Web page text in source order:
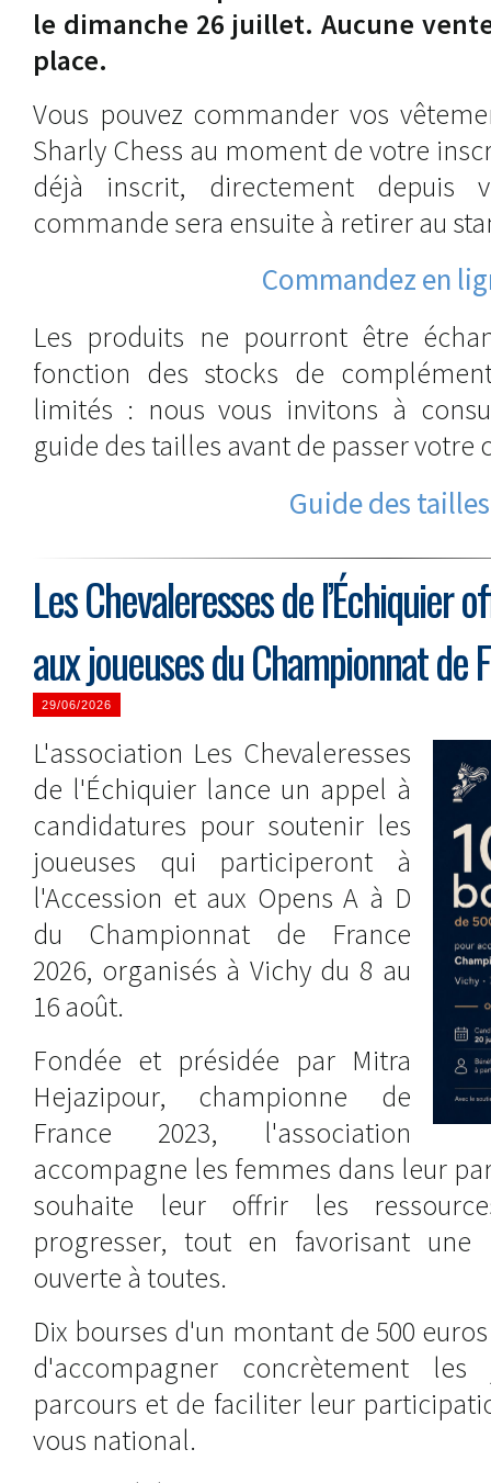
le dimanche 26 juillet. Aucune
place.
Vous pouvez commander vos
Sharly Chess au moment de votre
déjà inscrit, directement depuis
commande sera ensuite à retirer au
Commandez en
Les produits ne pourront être
fonction des stocks de
limités : nous vous invitons à
guide des tailles avant de passer votre
Guide des tailles
Les Chevaleresses de l’Échiquier
aux joueuses du Championnat de
29/06/2026
L'association Les Chevaleresses
de l'Échiquier lance un appel à
candidatures pour soutenir les
joueuses qui participeront à
l'Accession et aux Opens A à D
du Championnat de France
2026, organisés à Vichy du 8 au
16 août.
Fondée et présidée par Mitra
Hejazipour, championne de
France 2023, l'association
accompagne les femmes dans leur
souhaite leur offrir les
progresser, tout en favorisant une
ouverte à toutes.
Dix bourses d'un montant de 500
d'accompagner concrètement
parcours et de faciliter leur
vous national.